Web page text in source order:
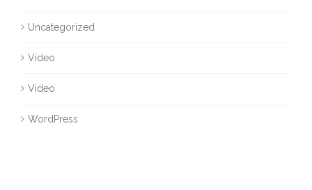
Uncategorized
Video
Video
WordPress